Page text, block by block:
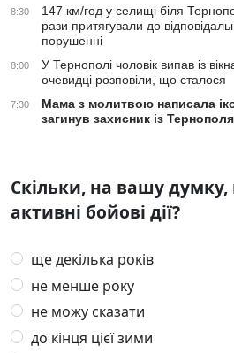
8:30
147 км/год у селищі біля
рази притягували до
порушенні
8:00
У Тернополі чоловік випав із
очевидці розповіли, що сталося
7:30
Мама з молитвою написала
загинув захисник із Тернополя
Скільки, на вашу
активні бойові дії?
ще декілька років
не менше року
не можу сказати
до кінця цієї зими